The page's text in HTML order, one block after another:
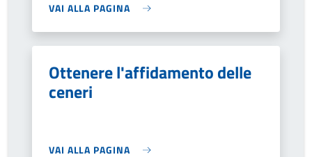
VAI ALLA PAGINA
Ottenere l'affidamento delle
ceneri
VAI ALLA PAGINA